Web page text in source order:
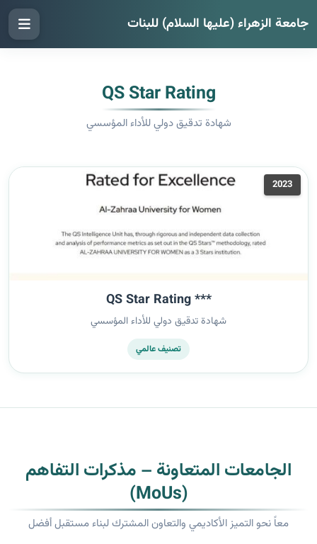
جامعة الزهراء (عليها السلام) للبنات
QS Star Rating
شهادة تدقيق دولي للأداء المؤسسي
2023
*** QS Star Rating
شهادة تدقيق دولي للأداء المؤسسي
تصنيف عالمي
الجامعات المتعاونة – مذكرات التفاهم
(MoUs)
معاً نحو التميز الأكاديمي والتعاون المشترك لبناء مستقبل أفضل